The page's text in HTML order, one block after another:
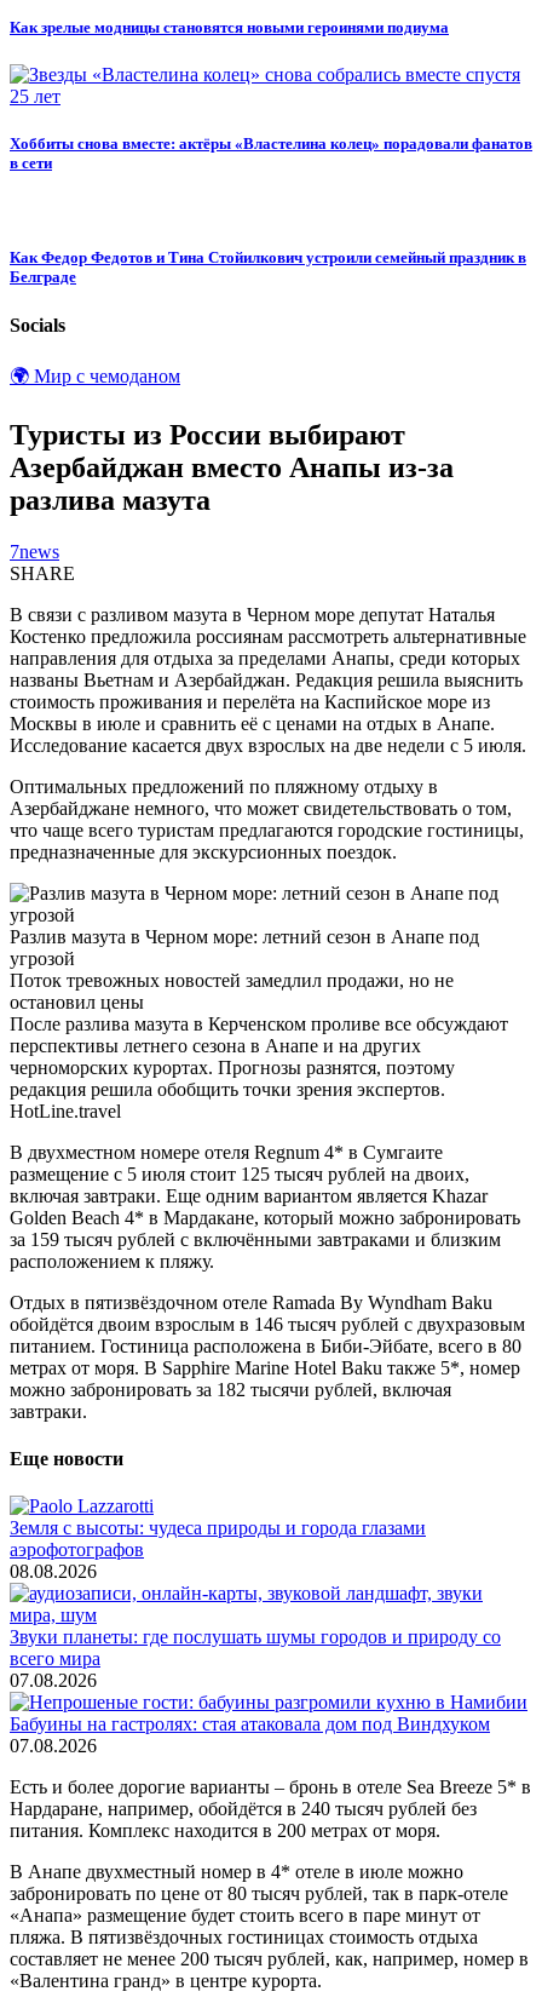
Как зрелые модницы становятся новыми героинями подиума
Хоббиты снова вместе: актёры «Властелина колец» порадовали фанатов
в сети
Как Федор Федотов и Тина Стойилкович устроили семейный праздник в
Белграде
Socials
🌍 Мир с чемоданом
Туристы из России выбирают
Азербайджан вместо Анапы из-за
разлива мазута
7news
SHARE
В связи с разливом мазута в Черном море депутат Наталья
Костенко предложила россиянам рассмотреть альтернативные
направления для отдыха за пределами Анапы, среди которых
названы Вьетнам и Азербайджан. Редакция решила выяснить
стоимость проживания и перелёта на Каспийское море из
Москвы в июле и сравнить её с ценами на отдых в Анапе.
Исследование касается двух взрослых на две недели с 5 июля.
Оптимальных предложений по пляжному отдыху в
Азербайджане немного, что может свидетельствовать о том,
что чаще всего туристам предлагаются городские гостиницы,
предназначенные для экскурсионных поездок.
Разлив мазута в Черном море: летний сезон в Анапе под
угрозой
Поток тревожных новостей замедлил продажи, но не
остановил цены
После разлива мазута в Керченском проливе все обсуждают
перспективы летнего сезона в Анапе и на других
черноморских курортах. Прогнозы разнятся, поэтому
редакция решила обобщить точки зрения экспертов.
HotLine.travel
В двухместном номере отеля Regnum 4* в Сумгаите
размещение с 5 июля стоит 125 тысяч рублей на двоих,
включая завтраки. Еще одним вариантом является Khazar
Golden Beach 4* в Мардакане, который можно забронировать
за 159 тысяч рублей с включёнными завтраками и близким
расположением к пляжу.
Отдых в пятизвёздочном отеле Ramada By Wyndham Baku
обойдётся двоим взрослым в 146 тысяч рублей с двухразовым
питанием. Гостиница расположена в Биби-Эйбате, всего в 80
метрах от моря. В Sapphire Marine Hotel Baku также 5*, номер
можно забронировать за 182 тысячи рублей, включая
завтраки.
Еще новости
Земля с высоты: чудеса природы и города глазами
аэрофотографов
08.08.2026
Звуки планеты: где послушать шумы городов и природу со
всего мира
07.08.2026
Бабуины на гастролях: стая атаковала дом под Виндхуком
07.08.2026
Есть и более дорогие варианты – бронь в отеле Sea Breeze 5* в
Нардаране, например, обойдётся в 240 тысяч рублей без
питания. Комплекс находится в 200 метрах от моря.
В Анапе двухместный номер в 4* отеле в июле можно
забронировать по цене от 80 тысяч рублей, так в парк-отеле
«Анапа» размещение будет стоить всего в паре минут от
пляжа. В пятизвёздочных гостиницах стоимость отдыха
составляет не менее 200 тысяч рублей, как, например, номер в
«Валентина гранд» в центре курорта.